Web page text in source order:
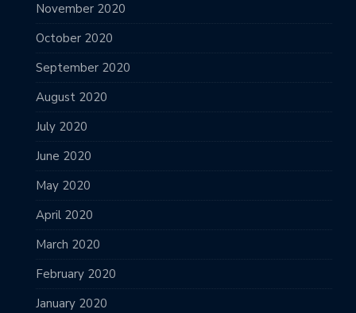
November 2020
October 2020
September 2020
August 2020
July 2020
June 2020
May 2020
April 2020
March 2020
February 2020
January 2020